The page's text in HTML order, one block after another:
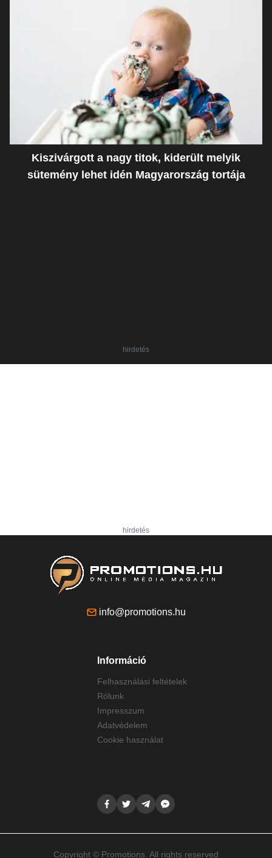
Kiszivárgott a nagy titok, kiderült melyik
sütemény lehet idén Magyarország tortája
hirdetés
hirdetés
info@promotions.hu
Információ
Felhasználási feltételek
Rólunk
Impresszum
Adatvédelem
Cookie használat
Copyright © Promotions. All rights reserved